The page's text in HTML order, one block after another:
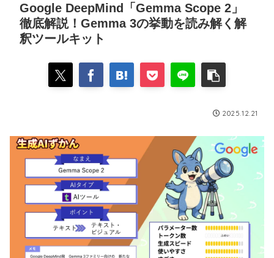
Google DeepMind「Gemma Scope 2」
徹底解説！Gemma 3の挙動を読み解く解
釈ツールキット
2025.12.21